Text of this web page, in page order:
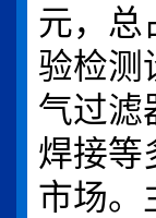
元，总
验检测
气过滤
焊接等
市场。